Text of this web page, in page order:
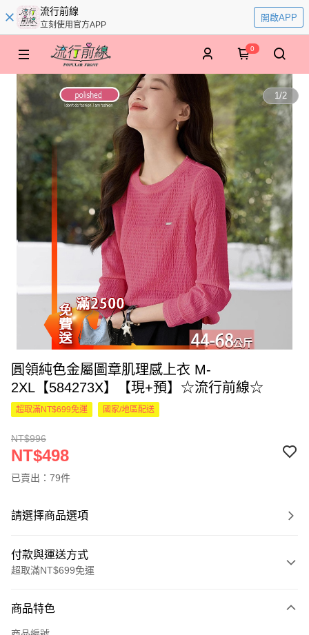
流行前線
立刻使用官方APP
開啟APP
0
1/2
圓領純色金屬圖章肌理感上衣 M-
2XL【584273X】【現+預】☆流行前線☆
超取滿NT$699免運 國家/地區配送
NT$996
NT$498
已賣出：79件
請選擇商品選項
付款與運送方式
超取滿NT$699免運
信用卡一次付款
商品特色